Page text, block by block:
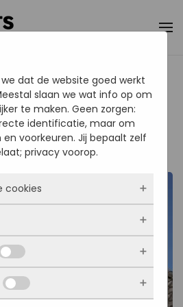
Specht
dat de website goed werkt
slaan we wat info op om
te maken. Geen zorgen:
identificatie, maar om
voorkeuren. Jij bepaalt zelf
privacy voorop.
cookies
ervoor dat de website
zijn dus altijd actief en
uitgezet. Meestal worden
als jij iets doet, zoals
invullen of je
opslaan. Je kunt je browser
we hoe vaak onze site
bezoekers vandaan
populair zijn. Zo
blijven verbeteren.
jouw voorkeuren.
of ingevulde gegevens.